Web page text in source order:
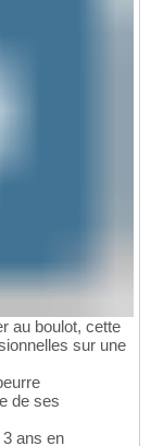
au boulot, cette
sur une
de ses
ans en